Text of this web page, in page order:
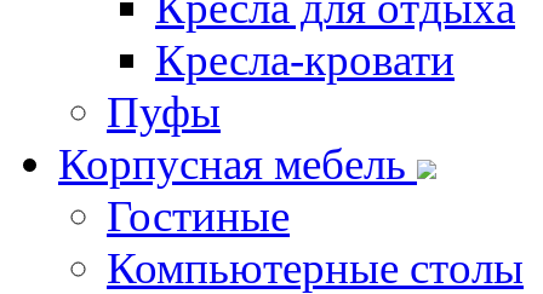
Кресла-кровати
Пуфы
Корпусная мебель
Гостиные
Компьютерные столы